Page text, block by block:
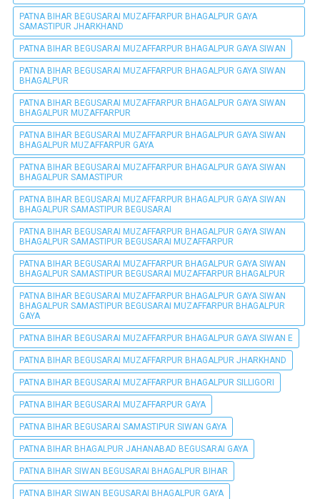
PATNA BIHAR BEGUSARAI MUZAFFARPUR BHAGALPUR GAYA
SAMASTIPUR JHARKHAND
PATNA BIHAR BEGUSARAI MUZAFFARPUR BHAGALPUR GAYA SIWAN
PATNA BIHAR BEGUSARAI MUZAFFARPUR BHAGALPUR GAYA SIWAN
BHAGALPUR
PATNA BIHAR BEGUSARAI MUZAFFARPUR BHAGALPUR GAYA SIWAN
BHAGALPUR MUZAFFARPUR
PATNA BIHAR BEGUSARAI MUZAFFARPUR BHAGALPUR GAYA SIWAN
BHAGALPUR MUZAFFARPUR GAYA
PATNA BIHAR BEGUSARAI MUZAFFARPUR BHAGALPUR GAYA SIWAN
BHAGALPUR SAMASTIPUR
PATNA BIHAR BEGUSARAI MUZAFFARPUR BHAGALPUR GAYA SIWAN
BHAGALPUR SAMASTIPUR BEGUSARAI
PATNA BIHAR BEGUSARAI MUZAFFARPUR BHAGALPUR GAYA SIWAN
BHAGALPUR SAMASTIPUR BEGUSARAI MUZAFFARPUR
PATNA BIHAR BEGUSARAI MUZAFFARPUR BHAGALPUR GAYA SIWAN
BHAGALPUR SAMASTIPUR BEGUSARAI MUZAFFARPUR BHAGALPUR
PATNA BIHAR BEGUSARAI MUZAFFARPUR BHAGALPUR GAYA SIWAN
BHAGALPUR SAMASTIPUR BEGUSARAI MUZAFFARPUR BHAGALPUR
GAYA
PATNA BIHAR BEGUSARAI MUZAFFARPUR BHAGALPUR GAYA SIWAN E
PATNA BIHAR BEGUSARAI MUZAFFARPUR BHAGALPUR JHARKHAND
PATNA BIHAR BEGUSARAI MUZAFFARPUR BHAGALPUR SILLIGORI
PATNA BIHAR BEGUSARAI MUZAFFARPUR GAYA
PATNA BIHAR BEGUSARAI SAMASTIPUR SIWAN GAYA
PATNA BIHAR BHAGALPUR JAHANABAD BEGUSARAI GAYA
PATNA BIHAR SIWAN BEGUSARAI BHAGALPUR BIHAR
PATNA BIHAR SIWAN BEGUSARAI BHAGALPUR GAYA